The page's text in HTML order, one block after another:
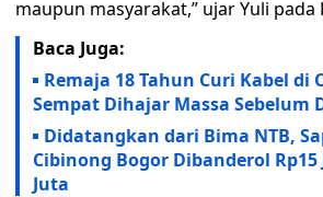
maupun masyarakat,” ujar Yuli pada
Baca Juga:
Remaja 18 Tahun Curi Kabel di
Sempat Dihajar Massa Sebelum
Didatangkan dari Bima NTB,
Cibinong Bogor Dibanderol
Juta